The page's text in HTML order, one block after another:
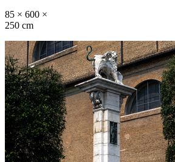
85 × 600 ×
250 cm